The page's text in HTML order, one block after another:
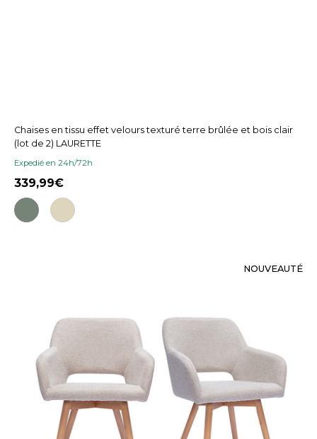
Chaises en tissu effet velours texturé terre brûlée et bois clair
(lot de 2) LAURETTE
Expedié en 24h/72h
339,99
NOUVEAUTÉ